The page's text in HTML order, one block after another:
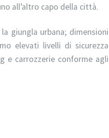
all’altro capo della città.
giungla urbana; dimensioni
elevati livelli di sicurezza
e carrozzerie conforme agli